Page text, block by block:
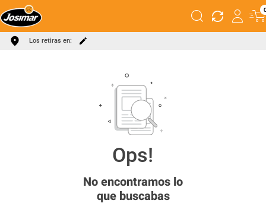
Los retiras en:
No encontramos lo
que buscabas